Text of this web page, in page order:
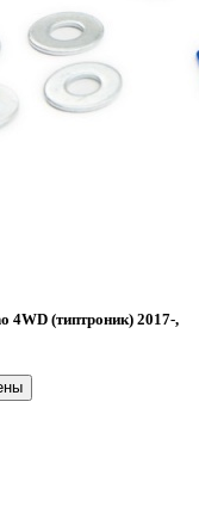
(типтроник) 2017-,